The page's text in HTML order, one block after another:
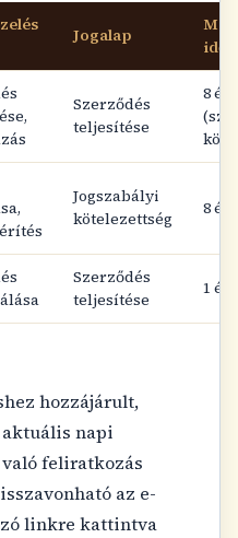
Jogalap
idő
Szerződés
teljesítése
8 év
Jogszabályi
kötelezettség
8 év
Szerződés
teljesítése
1 év
hozzájárult,
napi
feliratkozás
az e-
linkre kattintva